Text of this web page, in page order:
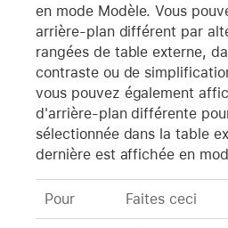
en mode Modèle. Vous
arrière-plan différent par
rangées de table externe,
contraste ou de
vous pouvez également
d'arrière-plan différente
sélectionnée dans la table
dernière est affichée en
Pour Faites ceci